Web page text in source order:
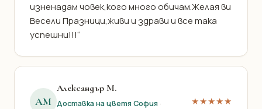
изненадам човек,кого много обичам.Желая ви
Весели Празници,живи и здрави и все така
успешни!!!“
АМ
Александър М.
Доставка на цветя София ·
★★★★★